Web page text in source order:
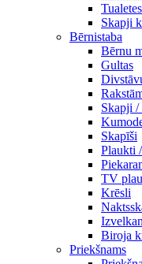
Skapji
Bērnistaba
Bērnu
Gultas
Skapji /
Skapīši
Plaukti
TV
Krēsli
Biroja
Priekšnams